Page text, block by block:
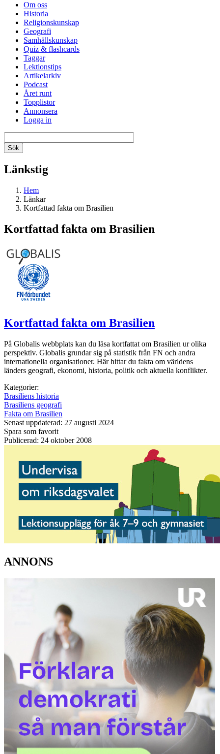
Om oss
Historia
Religionskunskap
Geografi
Samhällskunskap
Quiz & flashcards
Taggar
Lektionstips
Artikelarkiv
Podcast
Året runt
Topplistor
Annonsera
Logga in
Länkstig
Hem
Länkar
Kortfattad fakta om Brasilien
Kortfattad fakta om Brasilien
Kortfattad fakta om Brasilien
På Globalis webbplats kan du läsa kortfattat om Brasilien ur olika
perspektiv. Globalis grundar sig på statistik från FN och andra
internationella organisationer. Här hittar du fakta om världens
länders geografi, ekonomi, historia, politik och aktuella konflikter.
Kategorier:
Brasiliens historia
Brasiliens geografi
Fakta om Brasilien
Senast uppdaterad: 27 augusti 2024
Spara som favorit
Publicerad: 24 oktober 2008
ANNONS